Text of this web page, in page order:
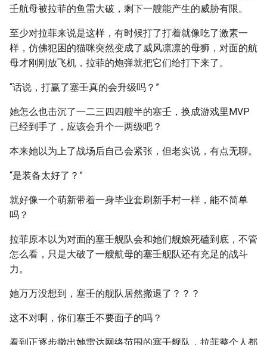
壬航母被拉菲的鱼雷大破，剩下一艘能产生的威胁有限。
至少对拉菲来说是这样，有时候打了打着就像吃了激素一
样，仿佛犯困的猫咪突然变成了威风凛凛的母狮，对面的航
母才刚刚放飞机，拉菲的炮弹就把它们给打下来了。
“话说，打赢了塞壬真的会升级吗？”
她怎么也击沉了一二三四四艘半的塞壬，换成游戏里MVP
已经到手了，应该会升个一两级吧？
本来她以为上了战场后自己会紧张，但老实说，有点无聊。
“是装备太好了？”
就好像一个萌新带着一身毕业套刷新手村一样，能不简单
吗？
拉菲原本以为对面的塞壬舰队会和她们舰娘死磕到底，不管
怎么看，只是大破了一艘航母的塞壬舰队还有充足的战斗
力。
她万万没想到，塞壬的舰队居然撤退了？？？
这不对啊，你们塞壬不要面子的吗？
看到正逐步撤出她雷达网络范围的塞壬舰队，拉菲整个人都